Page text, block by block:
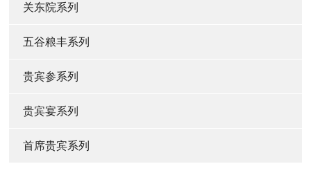
关东院系列
五谷粮丰系列
贵宾参系列
贵宾宴系列
首席贵宾系列